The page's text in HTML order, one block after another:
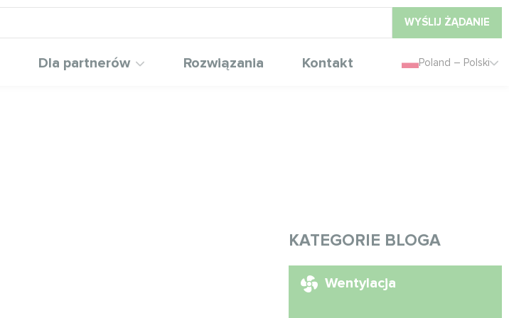
WYŚLIJ ŻĄDANIE
Dla partnerów Rozwiązania Kontakt Poland – Polski
KATEGORIE BLOGA
Wentylacja